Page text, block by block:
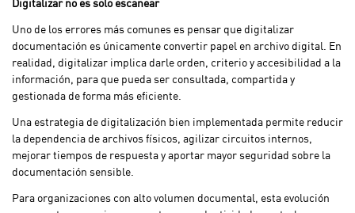
Digitalizar no es solo escanear
Uno de los errores más comunes es pensar que digitalizar
documentación es únicamente convertir papel en archivo digital. En
realidad, digitalizar implica darle orden, criterio y accesibilidad a la
información, para que pueda ser consultada, compartida y
gestionada de forma más eficiente.
Una estrategia de digitalización bien implementada permite reducir
la dependencia de archivos físicos, agilizar circuitos internos,
mejorar tiempos de respuesta y aportar mayor seguridad sobre la
documentación sensible.
Para organizaciones con alto volumen documental, esta evolución